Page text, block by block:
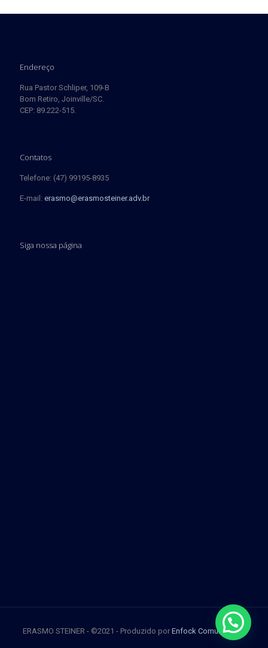
Endereço
Rua Pastor Schliper, 109-B
Bom Retiro, Joinville/SC.
CEP: 89.222-515.
Contatos
Telefone: (47) 99195-8935
E-mail: erasmo@erasmosteiner.adv.br
Siga nossa página
ERASMO STEINER - ©2021 - Produzido por Enfock Comunicação